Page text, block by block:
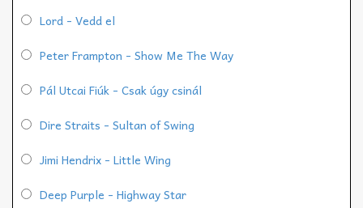
Lord - Vedd el
Peter Frampton - Show Me The Way
Pál Utcai Fiúk - Csak úgy csinál
Dire Straits - Sultan of Swing
Jimi Hendrix - Little Wing
Deep Purple - Highway Star